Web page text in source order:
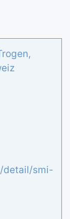
,
detail/smi-